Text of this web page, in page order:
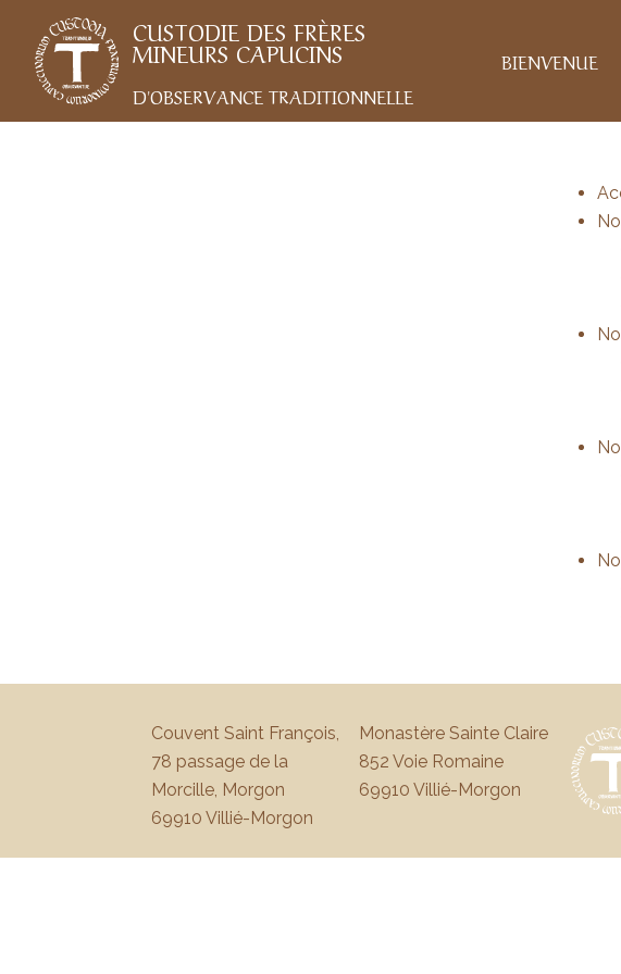
CUSTODIE DES FRÈRES
MINEURS CAPUCINS
D'OBSERVANCE TRADITIONNELLE
BIENVENUE
Couvent Saint François,
78 passage de la
Morcille, Morgon
69910 Villié-Morgon
Monastère Sainte Claire
852 Voie Romaine
69910 Villié-Morgon